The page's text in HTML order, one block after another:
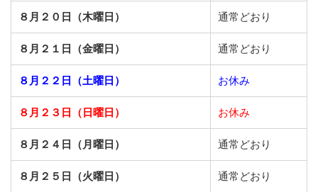
８月２０日（木曜日） 通常どおり
８月２１日（金曜日） 通常どおり
８月２２日（土曜日） お休み
８月２３日（日曜日） お休み
８月２４日（月曜日） 通常どおり
８月２５日（火曜日） 通常どおり